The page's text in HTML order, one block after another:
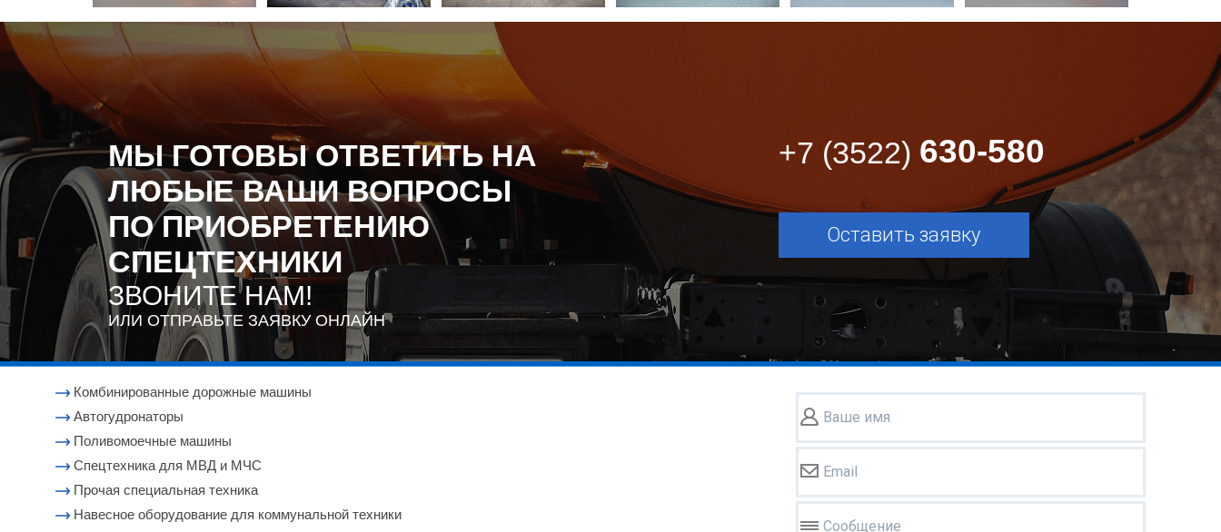
МЫ ГОТОВЫ ОТВЕТИТЬ НА
ЛЮБЫЕ ВАШИ ВОПРОСЫ
ПО ПРИОБРЕТЕНИЮ
СПЕЦТЕХНИКИ
ЗВОНИТЕ НАМ!
ИЛИ ОТПРАВЬТЕ ЗАЯВКУ ОНЛАЙН
+7 (3522) 630-580
Оставить заявку
Комбинированные дорожные машины
Автогудронаторы
Поливомоечные машины
Cпецтехника для МВД и МЧС
Прочая специальная техника
Навесное оборудование для коммунальной техники
Ваше имя
Email
Сообщение